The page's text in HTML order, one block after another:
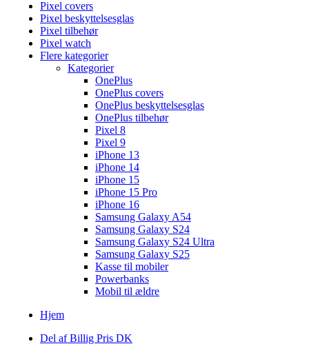
Pixel covers
Pixel beskyttelsesglas
Pixel tilbehør
Pixel watch
Flere kategorier
Kategorier
OnePlus
OnePlus covers
OnePlus beskyttelsesglas
OnePlus tilbehør
Pixel 8
Pixel 9
iPhone 13
iPhone 14
iPhone 15
iPhone 15 Pro
iPhone 16
Samsung Galaxy A54
Samsung Galaxy S24
Samsung Galaxy S24 Ultra
Samsung Galaxy S25
Kasse til mobiler
Powerbanks
Mobil til ældre
Hjem
Del af Billig Pris DK